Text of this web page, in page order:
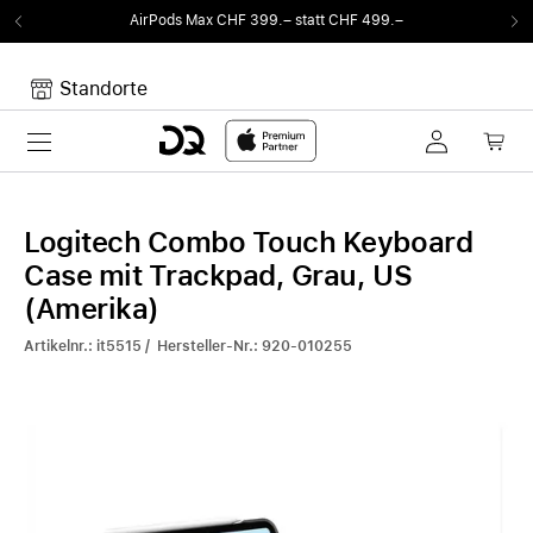
AirPods Max CHF 399.– statt CHF 499.–
Standorte
Toggle navigation
Logitech Combo Touch Keyboard
Case mit Trackpad, Grau, US
(Amerika)
Artikelnr.: it5515 / Hersteller-Nr.: 920-010255